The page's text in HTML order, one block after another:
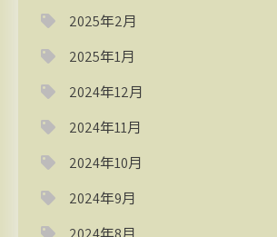
2025年2月
2025年1月
2024年12月
2024年11月
2024年10月
2024年9月